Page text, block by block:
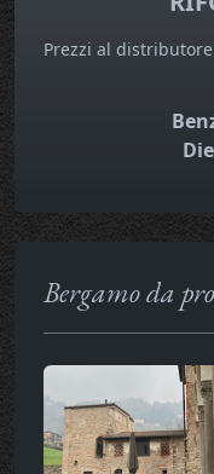
Prezzi al
Bergamo da